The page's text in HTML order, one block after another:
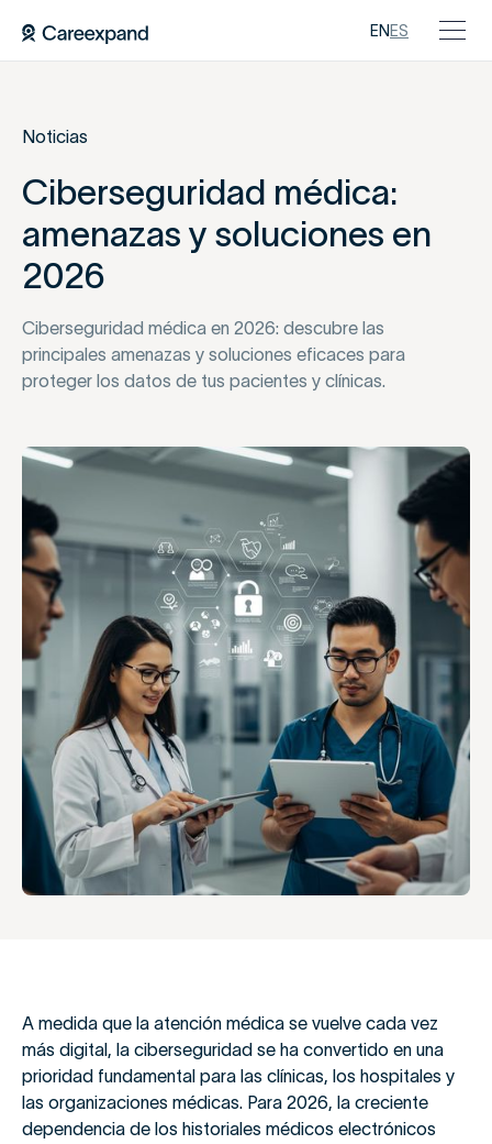
ENES
Noticias
Ciberseguridad médica:
amenazas y soluciones en
2026
Ciberseguridad médica en 2026: descubre las
principales amenazas y soluciones eficaces para
proteger los datos de tus pacientes y clínicas.
A medida que la atención médica se vuelve cada vez
más digital, la ciberseguridad se ha convertido en una
prioridad fundamental para las clínicas, los hospitales y
las organizaciones médicas. Para 2026, la creciente
dependencia de los historiales médicos electrónicos